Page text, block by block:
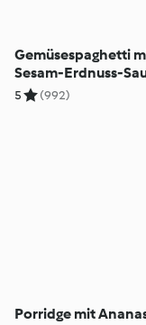
Gemüsespaghetti
Sesam-Erdnuss-
5 (992)
Porridge mit